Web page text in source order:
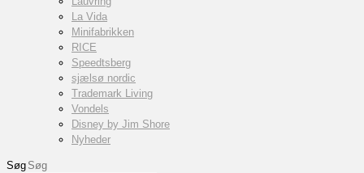
La Vida
Minifabrikken
RICE
Speedtsberg
sjælsø nordic
Trademark Living
Vondels
Disney by Jim Shore
Nyheder
Søg